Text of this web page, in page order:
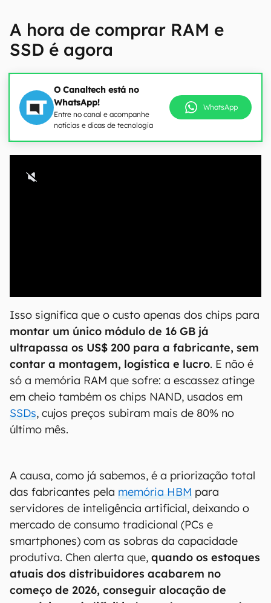
A hora de comprar RAM e
SSD é agora
O Canaltech está no
WhatsApp!
Entre no canal e acompanhe
notícias e dicas de tecnologia
WhatsApp
Isso significa que o custo apenas dos chips para
montar um único módulo de 16 GB já
ultrapassa os US$ 200 para a fabricante, sem
contar a montagem, logística e lucro. E não é
só a memória RAM que sofre: a escassez atinge
em cheio também os chips NAND, usados em
SSDs, cujos preços subiram mais de 80% no
último mês.
A causa, como já sabemos, é a priorização total
das fabricantes pela memória HBM para
servidores de inteligência artificial, deixando o
mercado de consumo tradicional (PCs e
smartphones) com as sobras da capacidade
produtiva. Chen alerta que, quando os estoques
atuais dos distribuidores acabarem no
começo de 2026, conseguir alocação de